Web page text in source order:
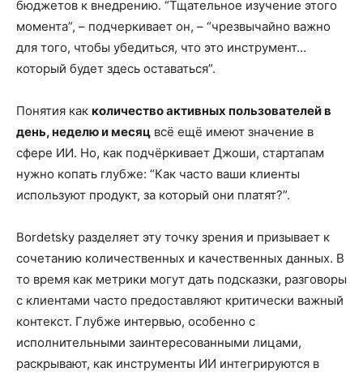
бюджетов к внедрению. “Тщательное изучение этого
момента”, – подчеркивает он, – “чрезвычайно важно
для того, чтобы убедиться, что это инструмент…
который будет здесь оставаться”.
Понятия как количество активных пользователей в
день, неделю и месяц всё ещё имеют значение в
сфере ИИ. Но, как подчёркивает Джоши, стартапам
нужно копать глубже: “Как часто ваши клиенты
используют продукт, за который они платят?”.
Bordetsky разделяет эту точку зрения и призывает к
сочетанию количественных и качественных данных. В
то время как метрики могут дать подсказки, разговоры
с клиентами часто предоставляют критически важный
контекст. Глубже интервью, особенно с
исполнительными заинтересованными лицами,
раскрывают, как инструменты ИИ интегрируются в